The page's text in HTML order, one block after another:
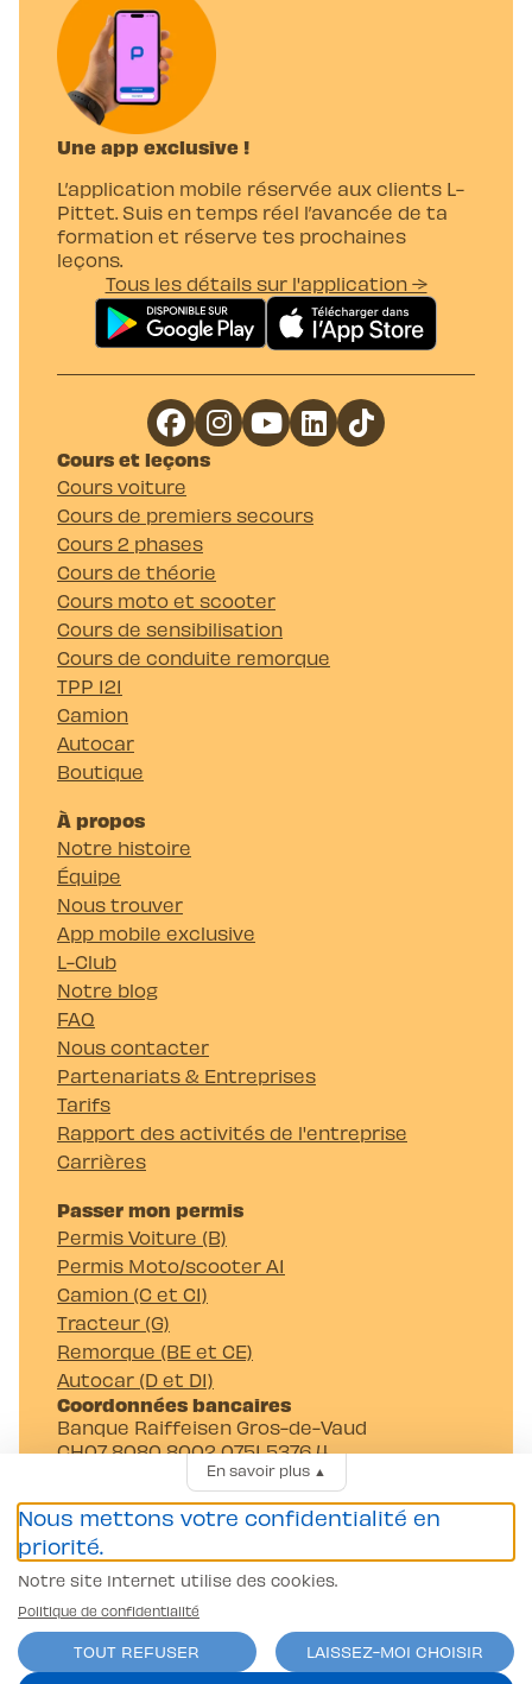
Une app exclusive !
L’application mobile réservée aux clients L-
Pittet. Suis en temps réel l’avancée de ta
formation et réserve tes prochaines
leçons.
Tous les détails sur l'application →
Cours et leçons
Cours voiture
Cours de premiers secours
Cours 2 phases
Cours de théorie
Cours moto et scooter
Cours de sensibilisation
Cours de conduite remorque
TPP 121
Camion
Autocar
Boutique
À propos
Notre histoire
Équipe
Nous trouver
App mobile exclusive
L-Club
Notre blog
FAQ
Nous contacter
Partenariats & Entreprises
Tarifs
Rapport des activités de l'entreprise
Carrières
Passer mon permis
Permis Voiture (B)
Permis Moto/scooter A1
Camion (C et C1)
Tracteur (G)
Remorque (BE et CE)
Autocar (D et D1)
Coordonnées bancaires
Banque Raiffeisen Gros-de-Vaud
CH07 8080 8002 0751 5376 4
Auto-Moto-Ecole Pittet SA
Av. Juste-Olivier 23 1006 Lausanne
Conditions générales
En savoir plus▲
Nous mettons votre confidentialité en
priorité.
Notre site Internet utilise des cookies.
Politique de confidentialité
TOUT REFUSER
LAISSEZ-MOI CHOISIR